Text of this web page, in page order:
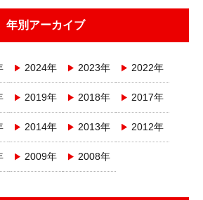
年別アーカイブ
2024年 2023年 2022年
2019年 2018年 2017年
2014年 2013年 2012年
2009年 2008年